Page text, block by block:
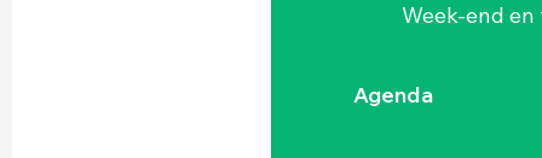
Week-end
Agenda